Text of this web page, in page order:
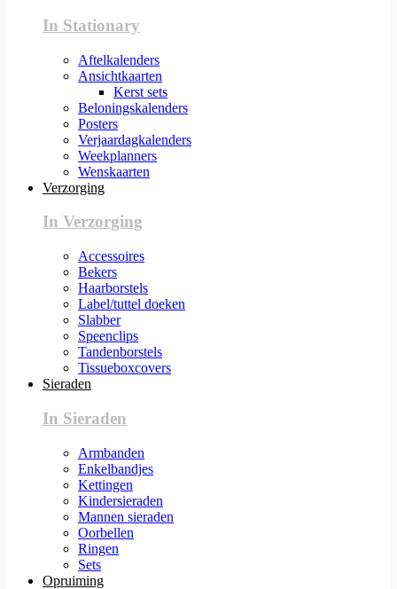
In Stationary
Aftelkalenders
Ansichtkaarten
Kerst sets
Beloningskalenders
Posters
Verjaardagkalenders
Weekplanners
Wenskaarten
Verzorging
In Verzorging
Accessoires
Bekers
Haarborstels
Label/tuttel doeken
Slabber
Speenclips
Tandenborstels
Tissueboxcovers
Sieraden
In Sieraden
Armbanden
Enkelbandjes
Kettingen
Kindersieraden
Mannen sieraden
Oorbellen
Ringen
Sets
Opruiming